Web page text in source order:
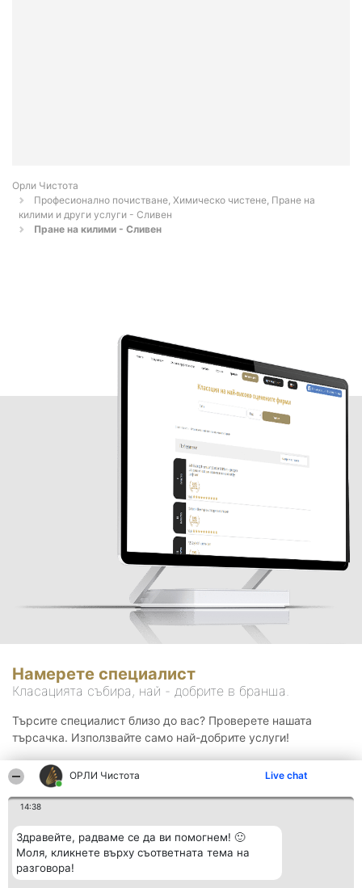
ОРЛИ Чистота Live chat
14:38
Здравейте, радваме се да ви помогнем! 🙂
Моля, кликнете върху съответната тема на
разговора!
Орли Чистота
Професионално почистване, Химическо чистене, Пране на
килими и други услуги - Сливен
Пране на килими - Сливен
Намерете специалист
Класацията събира, най - добрите в бранша.
Търсите специалист близо до вас? Проверете нашата
търсачка. Използвайте само най-добрите услуги!